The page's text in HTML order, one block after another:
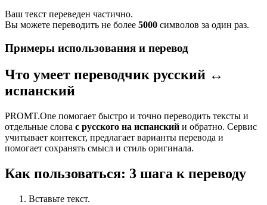
Ваш текст переведен частично.
Вы можете переводить не более 5000 символов за один раз.
Примеры использования и перевод
Что умеет переводчик русский ↔
испанский
PROMT.One помогает быстро и точно переводить тексты и
отдельные слова с русского на испанский и обратно. Сервис
учитывает контекст, предлагает варианты перевода и
помогает сохранять смысл и стиль оригинала.
Как пользоваться: 3 шага к переводу
Вставьте текст.